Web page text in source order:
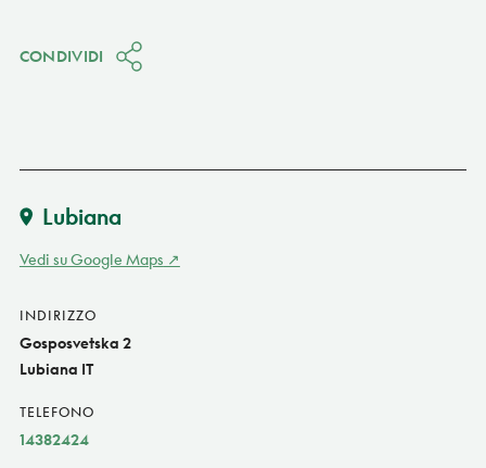
CONDIVIDI
Lubiana
Vedi su Google Maps
INDIRIZZO
Gosposvetska 2
Lubiana IT
TELEFONO
14382424